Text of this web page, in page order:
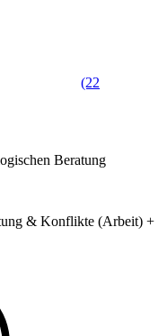
(22
Beratung
& Konflikte (Arbeit) +